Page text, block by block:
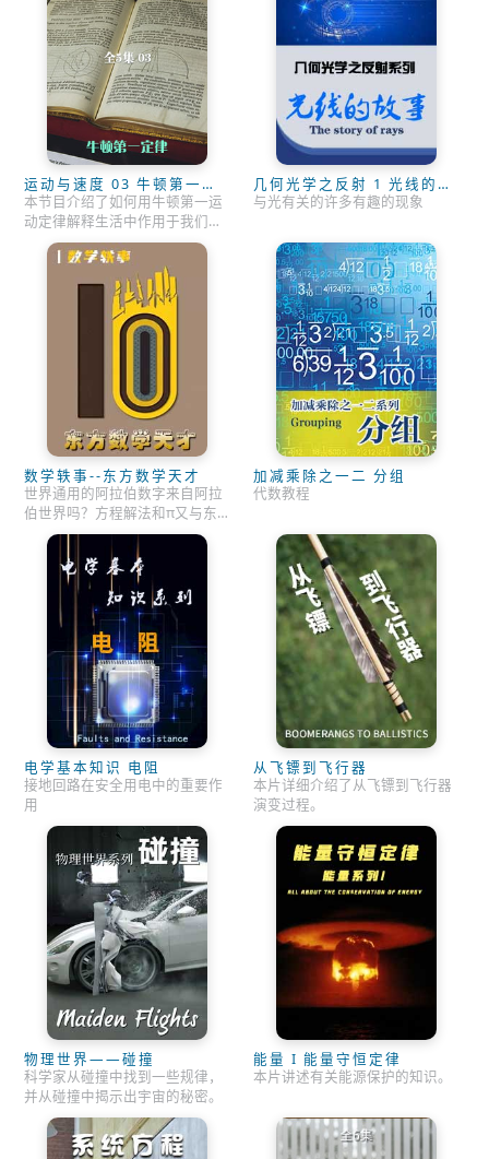
运动与速度 03 牛顿第一定
律
本节目介绍了如何用牛顿第一运
动定律解释生活中作用于我们身
上的力。
几何光学之反射 1 光线的故
事
与光有关的许多有趣的现象
数学轶事--东方数学天才
世界通用的阿拉伯数字来自阿拉
伯世界吗？方程解法和π又与东
方有何不解之缘？
加减乘除之一二 分组
代数教程
电学基本知识 电阻
接地回路在安全用电中的重要作
用
从飞镖到飞行器
本片详细介绍了从飞镖到飞行器
演变过程。
物理世界——碰撞
科学家从碰撞中找到一些规律，
并从碰撞中揭示出宇宙的秘密。
能量 I 能量守恒定律
本片讲述有关能源保护的知识。